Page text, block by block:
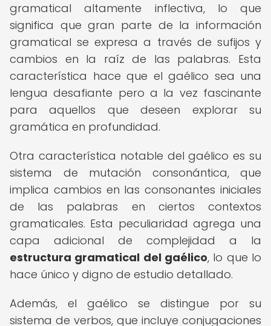
gramatical altamente inflectiva, lo que
significa que gran parte de la información
gramatical se expresa a través de sufijos y
cambios en la raíz de las palabras. Esta
característica hace que el gaélico sea una
lengua desafiante pero a la vez fascinante
para aquellos que deseen explorar su
gramática en profundidad.
Otra característica notable del gaélico es su
sistema de mutación consonántica, que
implica cambios en las consonantes iniciales
de las palabras en ciertos contextos
gramaticales. Esta peculiaridad agrega una
capa adicional de complejidad a la
estructura gramatical del gaélico, lo que lo
hace único y digno de estudio detallado.
Además, el gaélico se distingue por su
sistema de verbos, que incluye conjugaciones